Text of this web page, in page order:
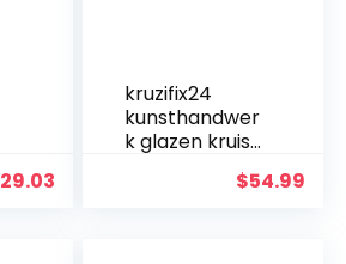
29.03
kruzifix24
kunsthandwer
k glazen kruis
levensspiraal
$54.99